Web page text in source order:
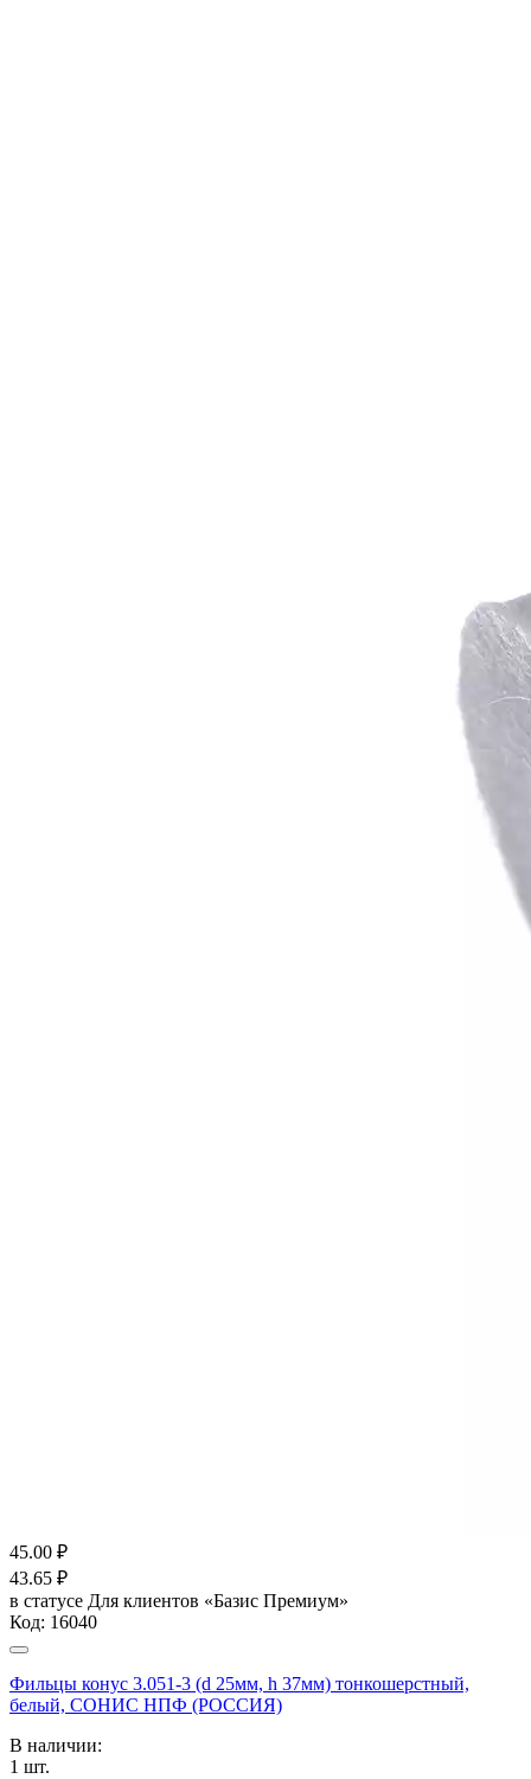
45.00 ₽
43.65 ₽
в статусе Для клиентов «Базис Премиум»
Код: 16040
Фильцы конус 3.051-3 (d 25мм, h 37мм) тонкошерстный,
белый, СОНИС НПФ (РОССИЯ)
В наличии:
1 шт.